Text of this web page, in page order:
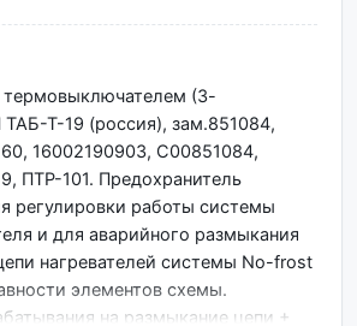
термовыключателем (3-
ТАБ-Т-19 (россия), зам.851084,
16002190903, C00851084,
ПТР-101. Предохранитель
регулировки работы системы
и для аварийного размыкания
нагревателей системы No-frost
элементов схемы.
на размыкание цепи +